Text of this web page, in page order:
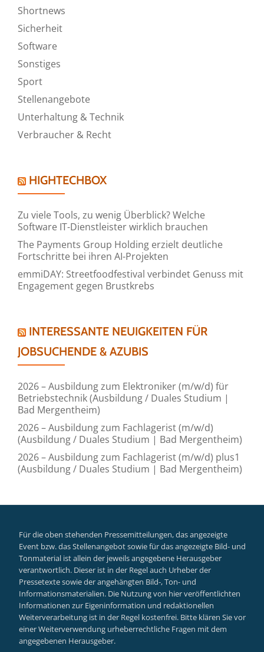
Shortnews
Sicherheit
Software
Sonstiges
Sport
Stellenangebote
Unterhaltung & Technik
Verbraucher & Recht
HIGHTECHBOX
Zu viele Tools, zu wenig Überblick? Welche
Software IT-Dienstleister wirklich brauchen
The Payments Group Holding erzielt deutliche
Fortschritte bei ihren AI-Projekten
emmiDAY: Streetfoodfestival verbindet Genuss mit
Engagement gegen Brustkrebs
INTERESSANTE NEUIGKEITEN FÜR
JOBSUCHENDE & AZUBIS
2026 – Ausbildung zum Elektroniker (m/w/d) für
Betriebstechnik (Ausbildung / Duales Studium |
Bad Mergentheim)
2026 – Ausbildung zum Fachlagerist (m/w/d)
(Ausbildung / Duales Studium | Bad Mergentheim)
2026 – Ausbildung zum Fachlagerist (m/w/d) plus1
(Ausbildung / Duales Studium | Bad Mergentheim)
Für die oben stehenden Pressemitteilungen, das angezeigte
Event bzw. das Stellenangebot sowie für das angezeigte Bild- und
Tonmaterial ist allein der jeweils angegebene Herausgeber
verantwortlich. Dieser ist in der Regel auch Urheber der
Pressetexte sowie der angehängten Bild-, Ton- und
Informationsmaterialien. Die Nutzung von hier veröffentlichten
Informationen zur Eigeninformation und redaktionellen
Weiterverarbeitung ist in der Regel kostenfrei. Bitte klären Sie vor
einer Weiterverwendung urheberrechtliche Fragen mit dem
angegebenen Herausgeber.